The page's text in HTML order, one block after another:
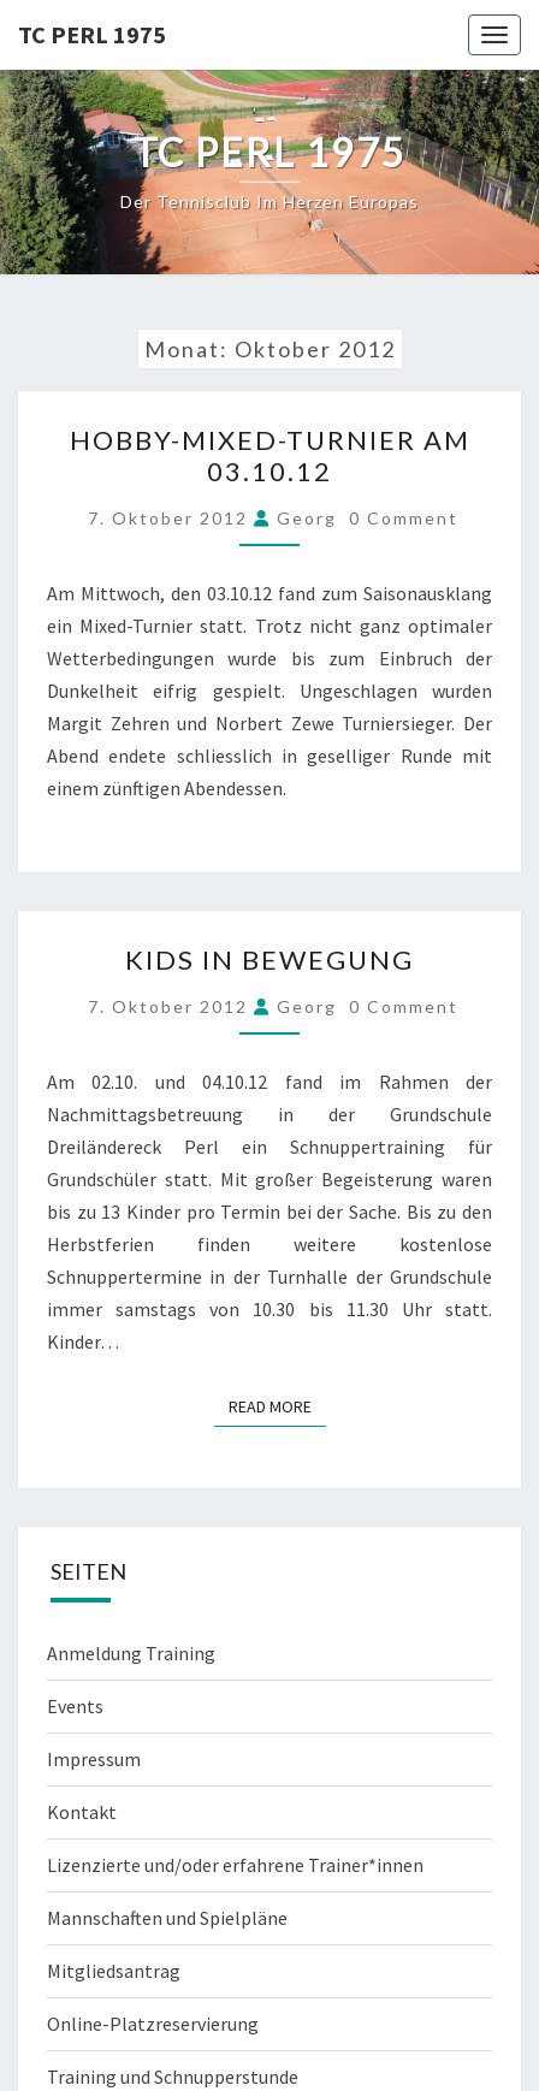
content
TC PERL 1975
TC PERL 1975
Der Tennisclub Im Herzen Europas
Monat: Oktober 2012
MIXED-
TURNIER
AM
03.10.12
HOBBY-MIXED-TURNIER AM
03.10.12
7. Oktober 2012 Georg COMMENTS
0 Comment
Am Mittwoch, den 03.10.12 fand zum Saisonausklang
ein Mixed-Turnier statt. Trotz nicht ganz optimaler
Wetterbedingungen wurde bis zum Einbruch der
Dunkelheit eifrig gespielt. Ungeschlagen wurden
Margit Zehren und Norbert Zewe Turniersieger. Der
Abend endete schliesslich in geselliger Runde mit
einem zünftigen Abendessen.
IN
BEWEGUNG
KIDS IN BEWEGUNG
7. Oktober 2012 Georg COMMENTS
0 Comment
Am 02.10. und 04.10.12 fand im Rahmen der
Nachmittagsbetreuung in der Grundschule
Dreiländereck Perl ein Schnuppertraining für
Grundschüler statt. Mit großer Begeisterung waren
bis zu 13 Kinder pro Termin bei der Sache. Bis zu den
Herbstferien finden weitere kostenlose
Schnuppertermine in der Turnhalle der Grundschule
immer samstags von 10.30 bis 11.30 Uhr statt.
Kinder…
READ MOREREAD MORE
SEITEN
Anmeldung Training
Events
Impressum
Kontakt
Lizenzierte und/oder erfahrene Trainer*innen
Mannschaften und Spielpläne
Mitgliedsantrag
Online-Platzreservierung
Training und Schnupperstunde